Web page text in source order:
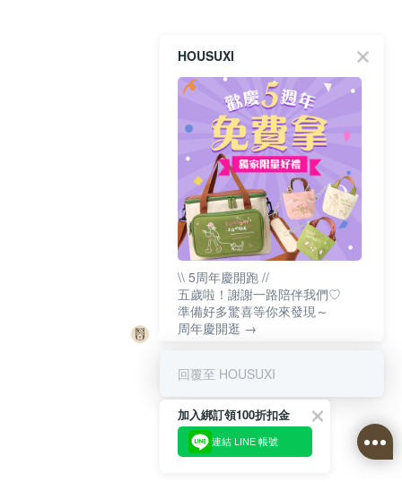
HOUSUXI
\\ 5周年慶開跑 //
五歲啦！謝謝一路陪伴我們♡
準備好多驚喜等你來發現～
周年慶開逛 →
回覆至 HOUSUXI
加入綁訂領100折扣金
連結 LINE 帳號